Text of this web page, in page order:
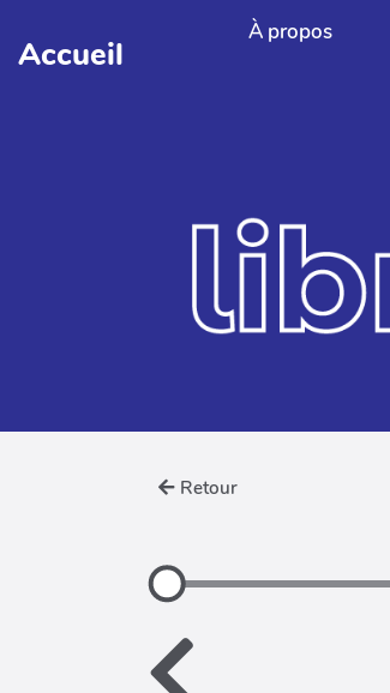
Aller au contenu principal
Accueil
À propos
Retour